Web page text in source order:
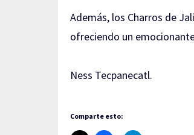
Además, los Charros de
ofreciendo un
Ness Tecpanecatl.
Comparte esto: